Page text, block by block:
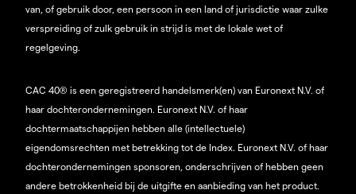
van, of gebruik door, een persoon in een land of jurisdictie waar zulke
verspreiding of zulk gebruik in strijd is met de lokale wet of
regelgeving.
CAC 40® is een geregistreerd handelsmerk(en) van Euronext N.V. of
haar dochterondernemingen. Euronext N.V. of haar
dochtermaatschappijen hebben alle (intellectuele)
eigendomsrechten met betrekking tot de Index. Euronext N.V. of haar
dochterondernemingen sponsoren, onderschrijven of hebben geen
andere betrokkenheid bij de uitgifte en aanbieding van het product.